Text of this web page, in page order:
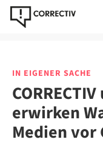
IN EIGENER SACHE
erwirken
Medien vor